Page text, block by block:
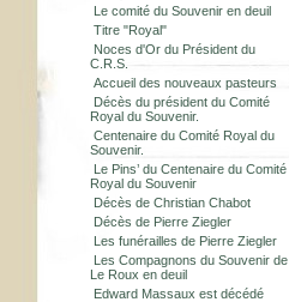
Le comité du Souvenir en deuil
Titre "Royal"
Noces d'Or du Président du
C.R.S.
Accueil des nouveaux pasteurs
Décès du président du Comité
Royal du Souvenir.
Centenaire du Comité Royal du
Souvenir.
Le Pins’ du Centenaire du Comité
Royal du Souvenir
Décès de Christian Chabot
Décès de Pierre Ziegler
Les funérailles de Pierre Ziegler
Les Compagnons du Souvenir de
Le Roux en deuil
Edward Massaux est décédé